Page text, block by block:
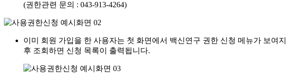
(권한관련 문의 : 043-913-4264)
이미 회원 가입을 한 사용자는 첫 화면에서 백신연구 권한 신청 메뉴가 보
후 조회하면 신청 목록이 출력됩니다.